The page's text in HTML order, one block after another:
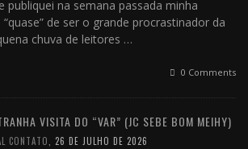
publiquei na semana passada minha
de ser o grande procrastinador da
chuva de leitores …
0 Comments
VISITA DO “VAR” (JC SEBE BOM MEIHY)
CONTATO, 26 DE JULHO DE 2026